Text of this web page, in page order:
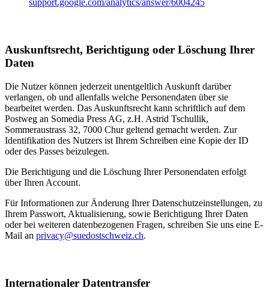
Auskunftsrecht, Berichtigung oder Löschung Ihrer
Daten
Die Nutzer können jederzeit unentgeltlich Auskunft darüber
verlangen, ob und allenfalls welche Personendaten über sie
bearbeitet werden. Das Auskunftsrecht kann schriftlich auf dem
Postweg an Somedia Press AG, z.H. Astrid Tschullik,
Sommeraustrass 32, 7000 Chur geltend gemacht werden. Zur
Identifikation des Nutzers ist Ihrem Schreiben eine Kopie der ID
oder des Passes beizulegen.
Die Berichtigung und die Löschung Ihrer Personendaten erfolgt
über Ihren Account.
Für Informationen zur Änderung Ihrer Datenschutzeinstellungen, zu
Ihrem Passwort, Aktualisierung, sowie Berichtigung Ihrer Daten
oder bei weiteren datenbezogenen Fragen, schreiben Sie uns eine E-
Mail an privacy@suedostschweiz.ch.
Internationaler Datentransfer